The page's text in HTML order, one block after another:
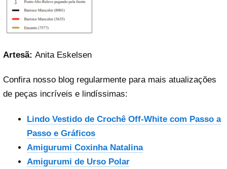
Artesã: Anita Eskelsen
Confira nosso blog regularmente para mais atualizações
de peças incríveis e lindíssimas:
Lindo Vestido de Crochê Off-White com Passo a
Passo e Gráficos
Amigurumi Coxinha Natalina
Amigurumi de Urso Polar